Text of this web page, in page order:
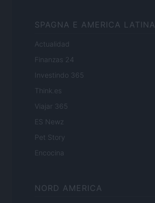
SPAGNA E AMERICA LATINA
Actualidad
Finanzas 24
Investindo 365
Think.es
Viajar 365
ES Newz
Pet Story
Encocina
NORD AMERICA